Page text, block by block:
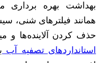
بهداشت بهره
حذف کردن آلاینده‌ها و
استانداردهای تصفیه آب